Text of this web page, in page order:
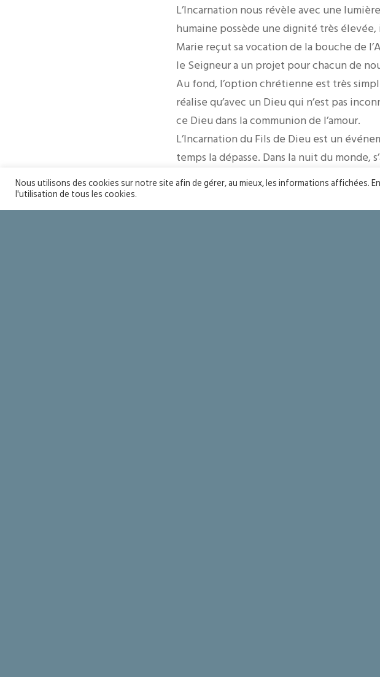
L’Incarnation nous révèle avec une
humaine possède une dignité très
Marie reçut sa vocation de la bouche de
le Seigneur a un projet pour chacun de
Au fond, l’option chrétienne est très
réalise qu’avec un Dieu qui n’est pas
ce Dieu dans la communion de l’amour.
L’Incarnation du Fils de Dieu est un
temps la dépasse. Dans la nuit du
formule mathématique, en un certain sens,
Alors chers amis, à la suite de Marie et
Nous utilisons des cookies sur notre site afin de gérer, au mieux, les informations affichées.
l'utilisation de tous les cookies.